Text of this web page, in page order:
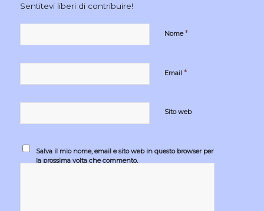
Sentitevi liberi di contribuire!
Nome*
Email *
Sito web
Salva il mio nome, email e sito web in questo browser per
la prossima volta che commento.